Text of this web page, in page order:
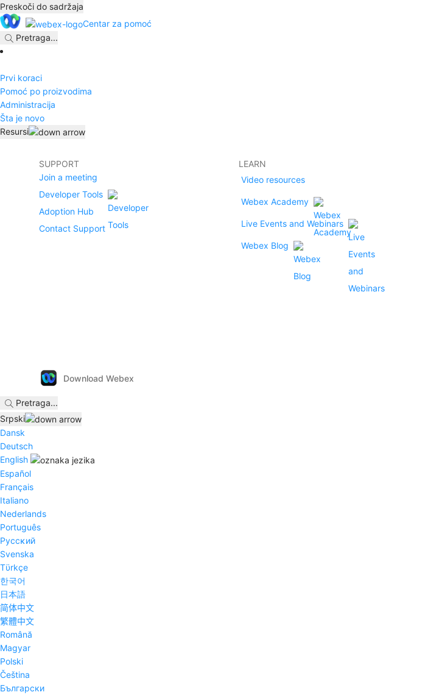
Preskoči do sadržaja
Centar za pomoć
Pretraga...
Prvi koraci
Pomoć po proizvodima
Administracija
Šta je novo
Resursi
SUPPORT
Join a meeting
Developer Tools
Adoption Hub
Contact Support
LEARN
Video resources
Webex Academy
Live Events and Webinars
Webex Blog
Download Webex
Pretraga...
Srpski
Dansk
Deutsch
English
Español
Français
Italiano
Nederlands
Português
Pyccĸий
Svenska
Tϋrkçe
한국어
日本語
简体中文
繁體中文
Română
Magyar
Polski
Čeština
Български